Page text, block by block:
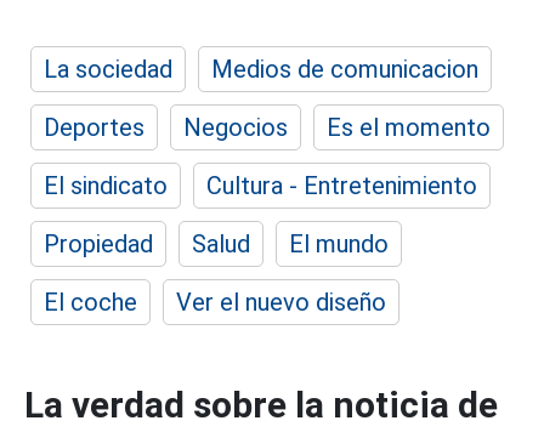
La sociedad
Medios de comunicacion
Deportes
Negocios
Es el momento
El sindicato
Cultura - Entretenimiento
Propiedad
Salud
El mundo
El coche
Ver el nuevo diseño
La verdad sobre la noticia de